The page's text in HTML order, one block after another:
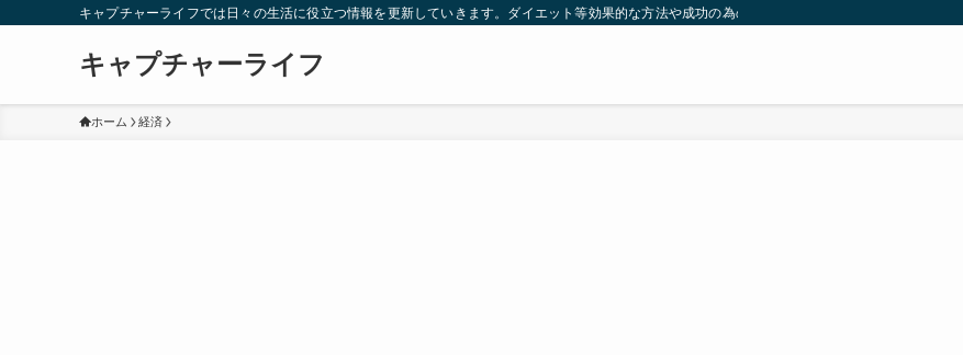
キャプチャーライフでは日々の生活に役立つ情報を更新していきます。ダイエット等効果的な方法や成功の為の秘訣等。太ったり悩んでいる方々
キャプチャーライフ
ホーム 経済